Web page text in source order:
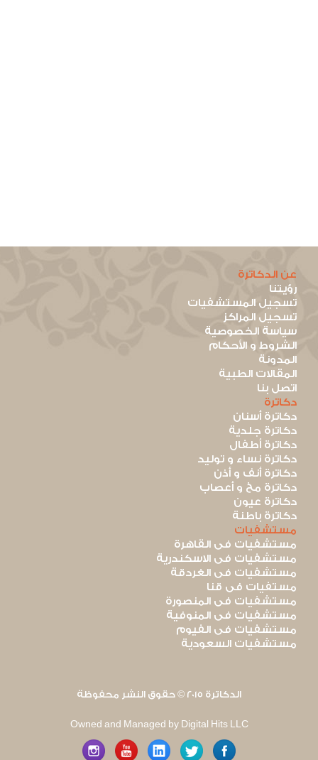
عن الدكاترة
رؤيتنا
تسجيل المستشفيات
تسجيل المراكز
سياسة الخصوصية
الشروط و الأحكام
المدونة
المقالات الطبية
اتصل بنا
دكاترة
دكاترة أسنان
دكاترة جلدية
دكاترة أطفال
دكاترة نساء و توليد
دكاترة أنف و أذن
دكاترة مخ و أعصاب
دكاترة عيون
دكاترة باطنة
مستشفيات
مستشفيات فى القاهرة
مستشفيات فى الاسكندرية
مستشفيات فى الغردقة
مستفيات فى قنا
مستشفيات فى المنصورة
مستشفيات فى المنوفية
مستشفيات فى الفيوم
مستشفيات السعودية
الدكاترة 2015 © حقوق النشر محفوظة
Owned and Managed by Digital Hits LLC